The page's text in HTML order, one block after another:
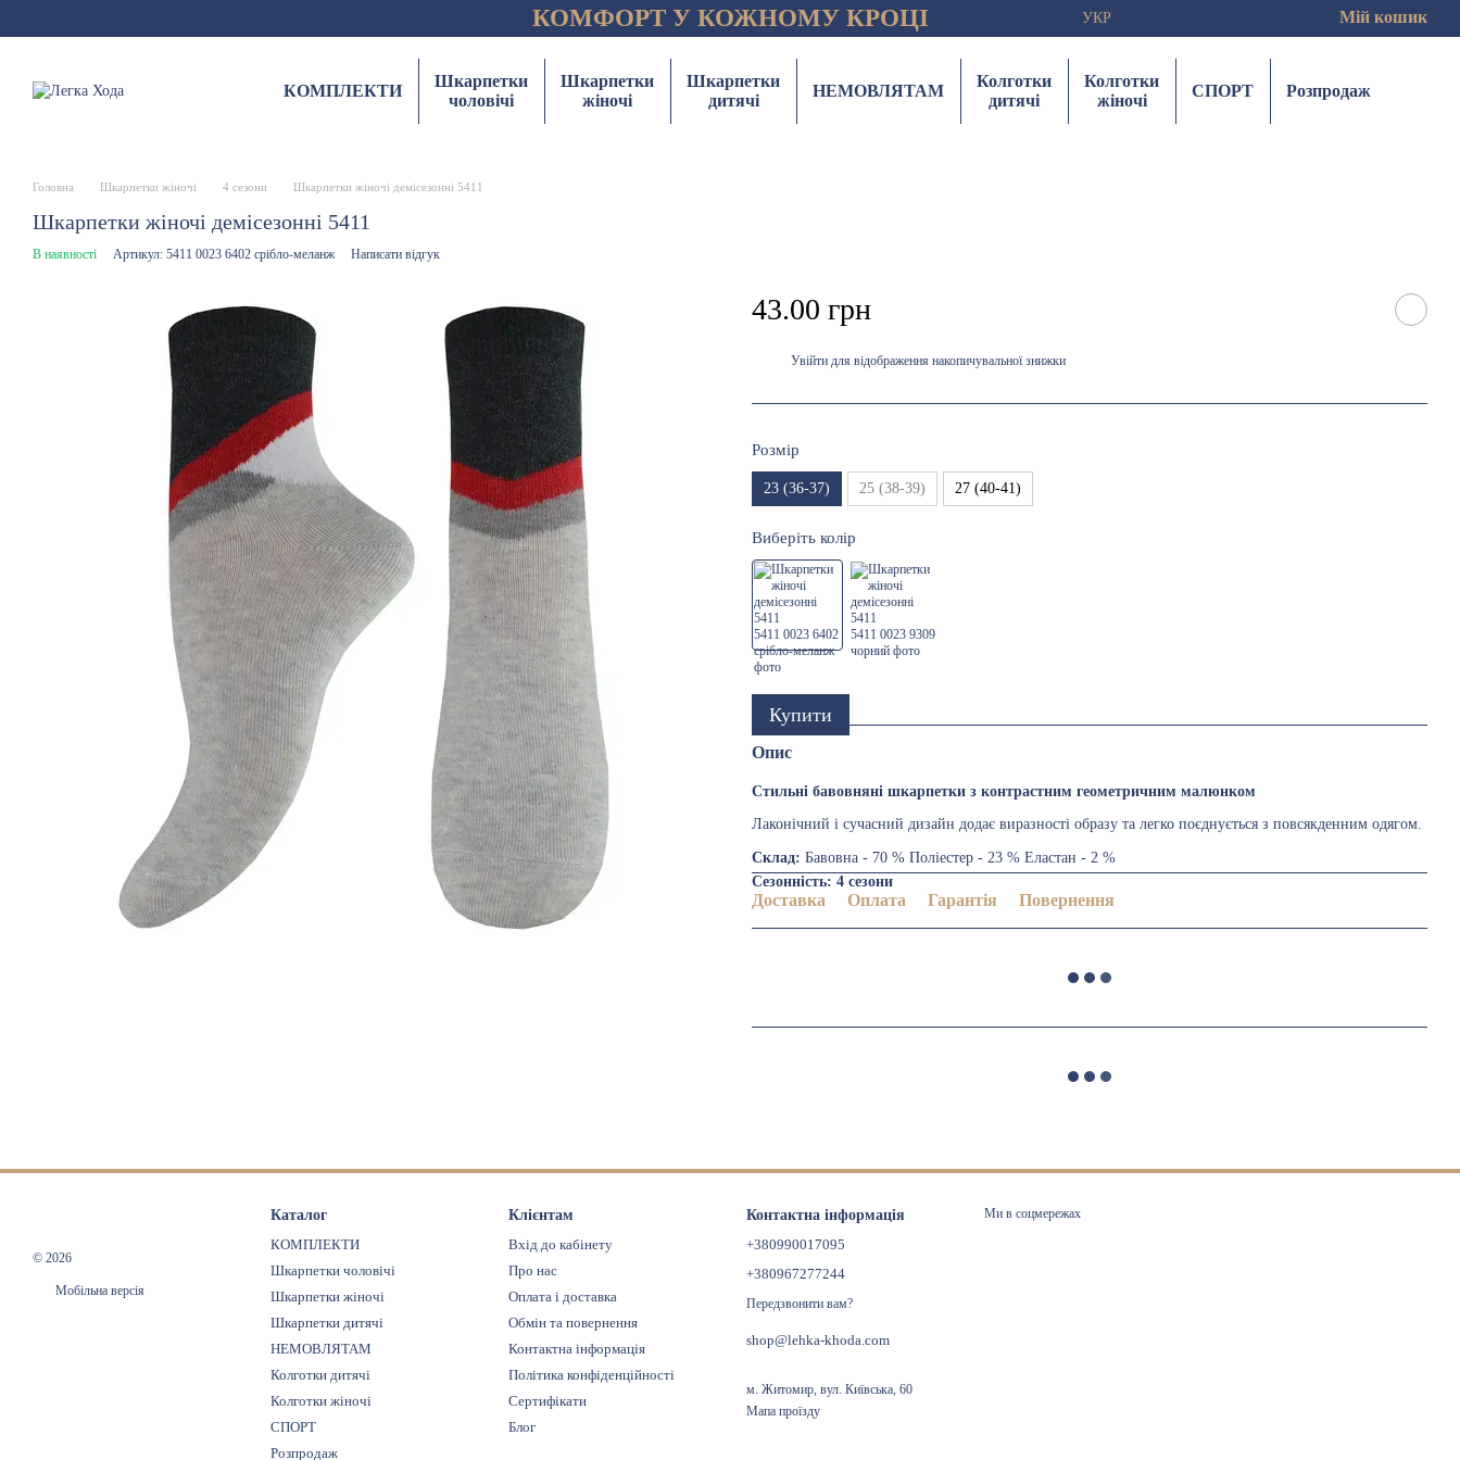
КОМФОРТ У КОЖНОМУ КРОЦІ УКР Мій кошик
КОМПЛЕКТИ
Шкарпетки
чоловічі
Шкарпетки
жіночі
Шкарпетки
дитячі
НЕМОВЛЯТАМ
Колготки
дитячі
Колготки
жіночі
СПОРТ Розпродаж
Головна Шкарпетки жіночі 4 сезони Шкарпетки жіночі демісезонні 5411
Шкарпетки жіночі демісезонні 5411
В наявності Артикул: 5411 0023 6402 срібло-меланж Написати відгук
43.00 грн
Увійти для відображення накопичувальної знижки
Розмір
23 (36-37) 25 (38-39) 27 (40-41)
Виберіть колір
Купити
Опис
Стильні бавовняні шкарпетки з контрастним геометричним малюнком
Лаконічний і сучасний дизайн додає виразності образу та легко поєднується з повсякденним одягом.
Склад: Бавовна - 70 % Поліестер - 23 % Еластан - 2 %
Сезонність: 4 сезони
Доставка Оплата Гарантія Повернення
© 2026
Мобільна версія
Каталог
КОМПЛЕКТИ
Шкарпетки чоловічі
Шкарпетки жіночі
Шкарпетки дитячі
НЕМОВЛЯТАМ
Колготки дитячі
Колготки жіночі
СПОРТ
Розпродаж
Клієнтам
Вхід до кабінету
Про нас
Оплата і доставка
Обмін та повернення
Контактна інформація
Політика конфіденційності
Сертифікати
Блог
Контактна інформація
+380990017095
+380967277244
Передзвонити вам?
shop@lehka-khoda.com
м. Житомир, вул. Київська, 60
Мапа проїзду
Ми в соцмережах